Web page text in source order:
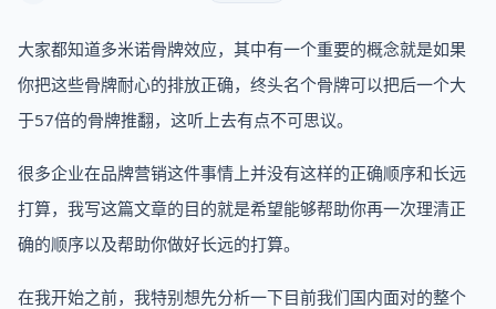
大家都知道多米诺骨牌效应，其中有一个重要的概念就是如果
你把这些骨牌耐心的排放正确，终头名个骨牌可以把后一个大
于57倍的骨牌推翻，这听上去有点不可思议。
很多企业在品牌营销这件事情上并没有这样的正确顺序和长远
打算，我写这篇文章的目的就是希望能够帮助你再一次理清正
确的顺序以及帮助你做好长远的打算。
在我开始之前，我特别想先分析一下目前我们国内面对的整个